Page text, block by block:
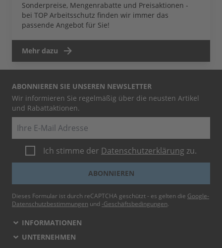
Sonderpreise, Mengenrabatte und Preisaktionen -
bei TOP Arbeitsschutz finden wir immer das
passende Angebot für Sie!
Mehr dazu
ABONNIEREN SIE UNSEREN NEWSLETTER
Wir informieren Sie regelmäßig über die neusten Artikel
und Rabattaktionen.
Ich stimme der Datenschutzerklärung zu.
ABONNIEREN
Dieses Formular ist durch reCAPTCHA geschützt - es gelten die Google-
Datenschutzbestimmungen und -Geschäftsbedingungen.
INFORMATIONEN
UNTERNEHMEN